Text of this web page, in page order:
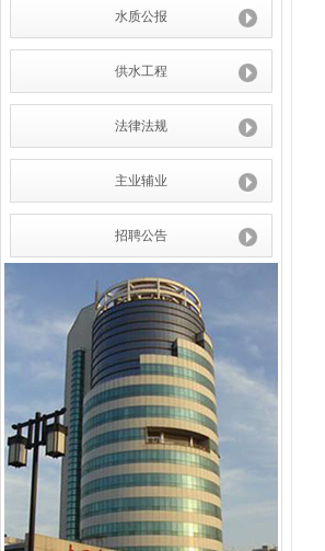
水质公报
供水工程
法律法规
主业辅业
招聘公告